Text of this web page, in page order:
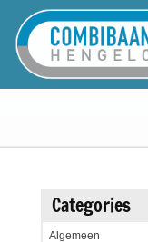
Categories
Algemeen